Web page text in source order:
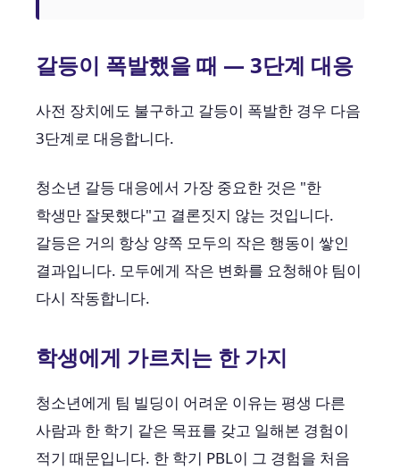
갈등이 폭발했을 때 — 3단계 대응
사전 장치에도 불구하고 갈등이 폭발한 경우 다음
3단계로 대응합니다.
청소년 갈등 대응에서 가장 중요한 것은 "한
학생만 잘못했다"고 결론짓지 않는 것입니다.
갈등은 거의 항상 양쪽 모두의 작은 행동이 쌓인
결과입니다. 모두에게 작은 변화를 요청해야 팀이
다시 작동합니다.
학생에게 가르치는 한 가지
청소년에게 팀 빌딩이 어려운 이유는 평생 다른
사람과 한 학기 같은 목표를 갖고 일해본 경험이
적기 때문입니다. 한 학기 PBL이 그 경험을 처음